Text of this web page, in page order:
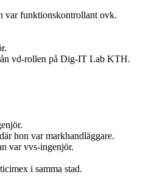
var funktionskontrollant ovk.
vd-rollen på Dig-IT Lab KTH.
hon var markhandläggare.
var vvs-ingenjör.
i samma stad.